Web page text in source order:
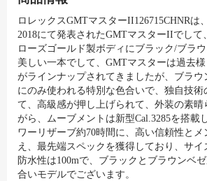
ロレックスGMTマスターII126715CHNRは
2018にて発表されたGMTマスターIIでして
ローズゴールド製ボディにブラック/ブラ
美しい一本でして、GMTマスターは過去
がラインナップされてきましたが、ブラ
にのみ使われる特別な色合いで、独自技術
て、高級感が押し上げられて、外装の素晴
がら、ムーブメントは新型Cal.3285を搭載
ワーリザーブ約70時間に、高い信頼性と
え、最先端スペックを獲得しており、サイ
防水性は100mで、ブラックとブラウンベ
合いモデルでございます。